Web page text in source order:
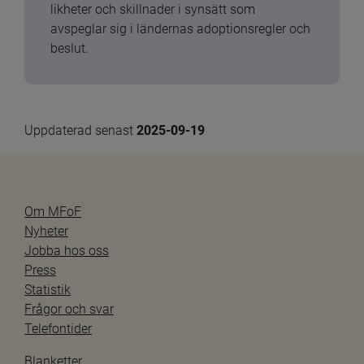
likheter och skillnader i synsätt som
avspeglar sig i ländernas adoptionsregler och
beslut.
Uppdaterad senast 2025-09-19
Om MFoF
Nyheter
Jobba hos oss
Press
Statistik
Frågor och svar
Telefontider